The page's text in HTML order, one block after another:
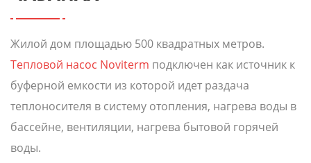
Жилой дом площадью 500 квадратных метров.
Тепловой насос Noviterm подключен как источник к
буферной емкости из которой идет раздача
теплоносителя в систему отопления, нагрева воды в
бассейне, вентиляции, нагрева бытовой горячей
воды.